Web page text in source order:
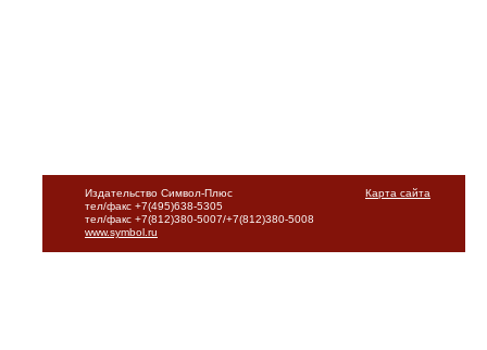
Карта сайта
Издательство Символ-Плюс
тел/факс +7(495)638-5305
тел/факс +7(812)380-5007/+7(812)380-5008
www.symbol.ru